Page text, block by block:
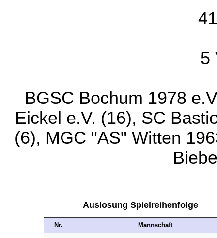
5
BGSC Bochum 1978
Eickel e.V. (16), SC
(6), MGC "AS" Witten
Auslosung Spielreihenfolge
Nr. Mannschaft